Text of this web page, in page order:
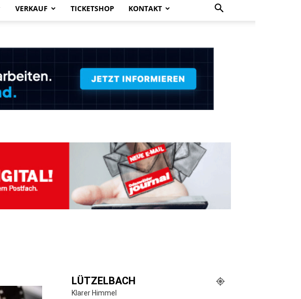
VERKAUF TICKETSHOP KONTAKT
LÜTZELBACH
Klarer Himmel